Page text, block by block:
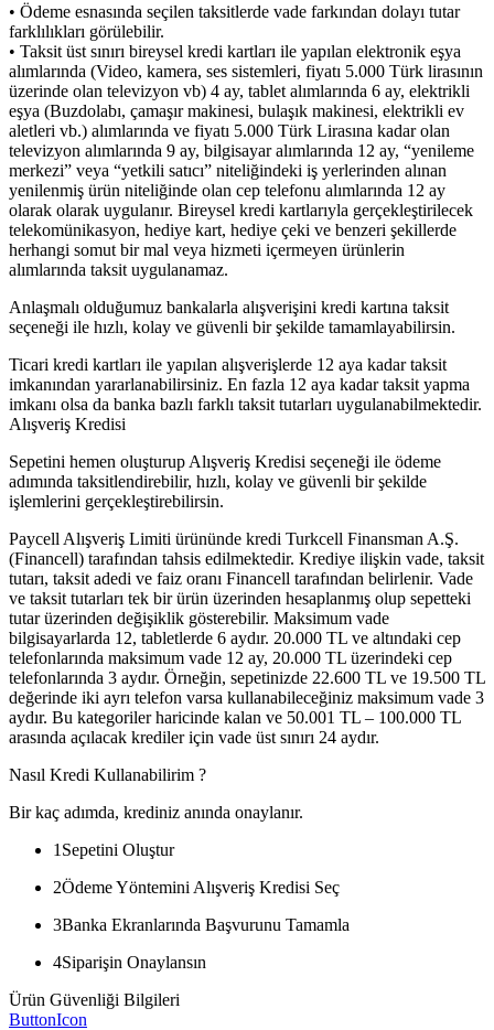
• Ödeme esnasında seçilen taksitlerde vade farkından dolayı tutar
farklılıkları görülebilir.
• Taksit üst sınırı bireysel kredi kartları ile yapılan elektronik eşya
alımlarında (Video, kamera, ses sistemleri, fiyatı 5.000 Türk lirasının
üzerinde olan televizyon vb) 4 ay, tablet alımlarında 6 ay, elektrikli
eşya (Buzdolabı, çamaşır makinesi, bulaşık makinesi, elektrikli ev
aletleri vb.) alımlarında ve fiyatı 5.000 Türk Lirasına kadar olan
televizyon alımlarında 9 ay, bilgisayar alımlarında 12 ay, “yenileme
merkezi” veya “yetkili satıcı” niteliğindeki iş yerlerinden alınan
yenilenmiş ürün niteliğinde olan cep telefonu alımlarında 12 ay
olarak olarak uygulanır. Bireysel kredi kartlarıyla gerçekleştirilecek
telekomünikasyon, hediye kart, hediye çeki ve benzeri şekillerde
herhangi somut bir mal veya hizmeti içermeyen ürünlerin
alımlarında taksit uygulanamaz.
Anlaşmalı olduğumuz bankalarla alışverişini kredi kartına taksit
seçeneği ile hızlı, kolay ve güvenli bir şekilde tamamlayabilirsin.
Ticari kredi kartları ile yapılan alışverişlerde 12 aya kadar taksit
imkanından yararlanabilirsiniz. En fazla 12 aya kadar taksit yapma
imkanı olsa da banka bazlı farklı taksit tutarları uygulanabilmektedir.
Alışveriş Kredisi
Sepetini hemen oluşturup Alışveriş Kredisi seçeneği ile ödeme
adımında taksitlendirebilir, hızlı, kolay ve güvenli bir şekilde
işlemlerini gerçekleştirebilirsin.
Paycell Alışveriş Limiti ürününde kredi Turkcell Finansman A.Ş.
(Financell) tarafından tahsis edilmektedir. Krediye ilişkin vade, taksit
tutarı, taksit adedi ve faiz oranı Financell tarafından belirlenir. Vade
ve taksit tutarları tek bir ürün üzerinden hesaplanmış olup sepetteki
tutar üzerinden değişiklik gösterebilir. Maksimum vade
bilgisayarlarda 12, tabletlerde 6 aydır. 20.000 TL ve altındaki cep
telefonlarında maksimum vade 12 ay, 20.000 TL üzerindeki cep
telefonlarında 3 aydır. Örneğin, sepetinizde 22.600 TL ve 19.500 TL
değerinde iki ayrı telefon varsa kullanabileceğiniz maksimum vade 3
aydır. Bu kategoriler haricinde kalan ve 50.001 TL – 100.000 TL
arasında açılacak krediler için vade üst sınırı 24 aydır.
Nasıl Kredi Kullanabilirim ?
Bir kaç adımda, krediniz anında onaylanır.
1 Sepetini Oluştur
2Ödeme Yöntemini Alışveriş Kredisi Seç
3Banka Ekranlarında Başvurunu Tamamla
4Siparişin Onaylansın
Ürün Güvenliği Bilgileri
ButtonIcon